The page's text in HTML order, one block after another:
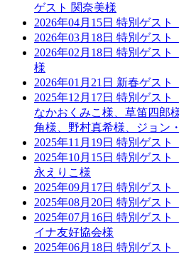
ゲスト 関奈美様
2026年04月15日 特別ゲス
2026年03月18日 特別ゲス
2026年02月18日 特別ゲス
様
2026年01月21日 新春ゲス
2025年12月17日 特別ゲス
なかおくみこ様、草笛四郎
角様、野村真希様、ジョン
2025年11月19日 特別ゲス
2025年10月15日 特別ゲス
永えりこ様
2025年09月17日 特別ゲス
2025年08月20日 特別ゲス
2025年07月16日 特別ゲス
イナ友好協会様
2025年06月18日 特別ゲス